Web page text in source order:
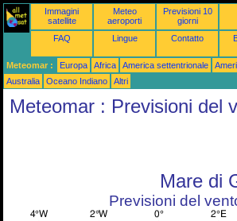
Immagini
satellite
Meteo
aeroporti
Previsioni 10
giorni
FAQ Lingue Contatto
Meteomar : Europa Africa America settentrionale
Australia
Oceano Indiano Altri
Meteomar : Previsioni del
Mare di
Previsioni del